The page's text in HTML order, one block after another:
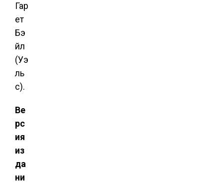
Гар
ет
Бэ
йл
(Уэ
ль
с).
Ве
рс
ия
из
да
ни